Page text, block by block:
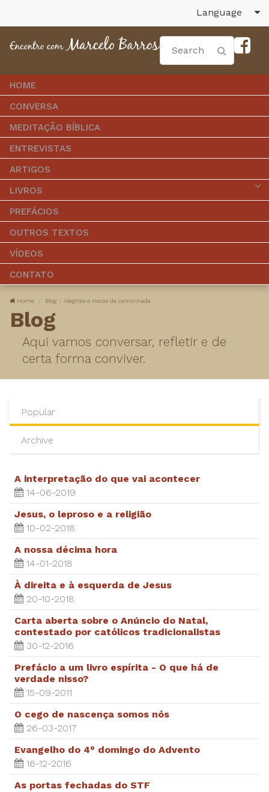
Language
HOME
CONVERSA
MEDITAÇÃO BÍBLICA
ENTREVISTAS
ARTIGOS
LIVROS
PREFÁCIOS
OUTROS TEXTOS
VÍDEOS
CONTATO
Home Blog Alegrias e riscos da caminhada
Blog
Aqui vamos conversar, refletir e de
certa forma conviver.
Popular
Archive
A interpretação do que vai acontecer
14-06-2019
Jesus, o leproso e a religião
10-02-2018
A nossa décima hora
14-01-2018
À direita e à esquerda de Jesus
20-10-2018
Carta aberta sobre o Anúncio do Natal,
contestado por católicos tradicionalistas
30-12-2016
Prefácio a um livro espírita - O que há de
verdade nisso?
15-09-2011
O cego de nascença somos nós
26-03-2017
Evangelho do 4° domingo do Advento
16-12-2016
As portas fechadas do STF